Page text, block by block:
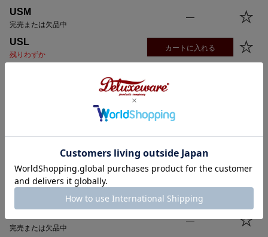
USM
完売または欠品中
—
USL
残りわずか
カートに入れる
完売または欠品中
完売または欠品中
—
L
完売または欠品中
—
完売または欠品中
—